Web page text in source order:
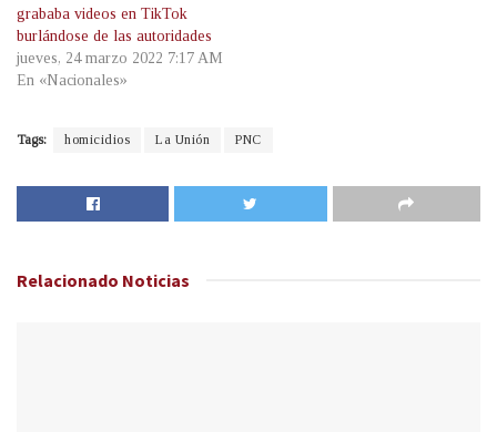
grababa videos en TikTok
burlándose de las autoridades
jueves, 24 marzo 2022 7:17 AM
En «Nacionales»
Tags: homicidios La Unión PNC
Relacionado Noticias